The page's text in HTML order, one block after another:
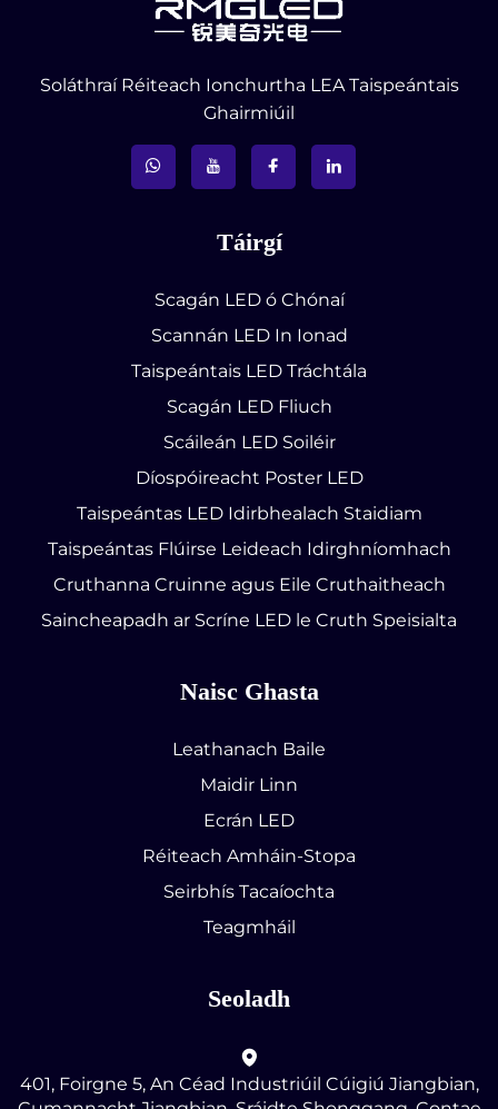
Soláthraí Réiteach Ionchurtha LEA Taispeántais
Ghairmiúil
Táirgí
Scagán LED ó Chónaí
Scannán LED In Ionad
Taispeántais LED Tráchtála
Scagán LED Fliuch
Scáileán LED Soiléir
Díospóireacht Poster LED
Taispeántas LED Idirbhealach Staidiam
Taispeántas Flúirse Leideach Idirghníomhach
Cruthanna Cruinne agus Eile Cruthaitheach
Saincheapadh ar Scríne LED le Cruth Speisialta
Naisc Ghasta
Leathanach Baile
Maidir Linn
Ecrán LED
Réiteach Amháin-Stopa
Seirbhís Tacaíochta
Teagmháil
Seoladh
401, Foirgne 5, An Céad Industriúil Cúigiú Jiangbian,